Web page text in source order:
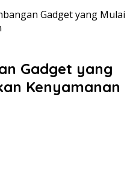
Gadget yang Mulai
Gadget yang
Kenyamanan